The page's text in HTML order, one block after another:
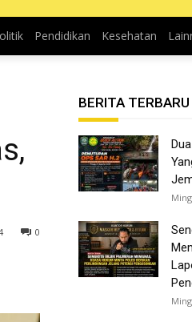
Pendidikan Kesehatan
0
BERITA TERBARU